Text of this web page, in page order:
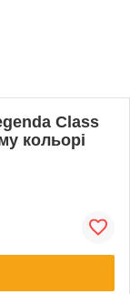
Class
кольорі